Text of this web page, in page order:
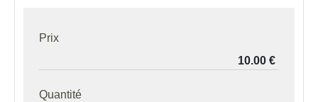
Prix
Quantité